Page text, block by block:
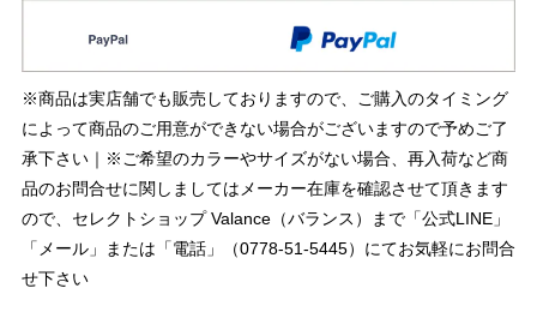
※商品は実店舗でも販売しておりますので、ご購入のタイミング
によって商品のご用意ができない場合がございますので予めご了
承下さい｜※ご希望のカラーやサイズがない場合、再入荷など商
品のお問合せに関しましてはメーカー在庫を確認させて頂きます
ので、セレクトショップ Valance（バランス）まで「公式LINE」
「メール」または「電話」（0778-51-5445）にてお気軽にお問合
せ下さい